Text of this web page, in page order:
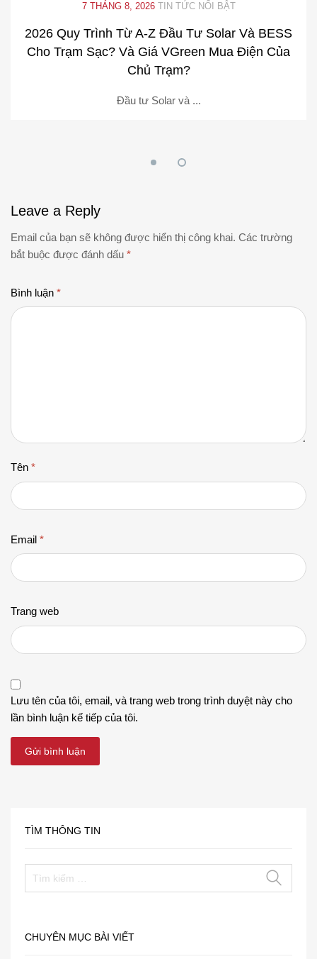
7 THÁNG 8, 2026 TIN TỨC NỔI BẬT
2026 Quy Trình Từ A-Z Đầu Tư Solar Và BESS
Cho Trạm Sạc? Và Giá VGreen Mua Điện Của
Chủ Trạm?
Đầu tư Solar và ...
Leave a Reply
Email của bạn sẽ không được hiển thị công khai. Các trường
bắt buộc được đánh dấu *
Bình luận *
Tên *
Email *
Trang web
Lưu tên của tôi, email, và trang web trong trình duyệt này cho
lần bình luận kế tiếp của tôi.
TÌM THÔNG TIN
CHUYÊN MỤC BÀI VIẾT